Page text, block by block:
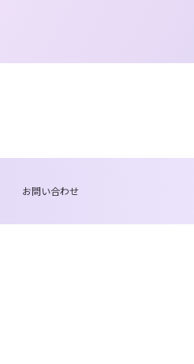
お問い合わせ